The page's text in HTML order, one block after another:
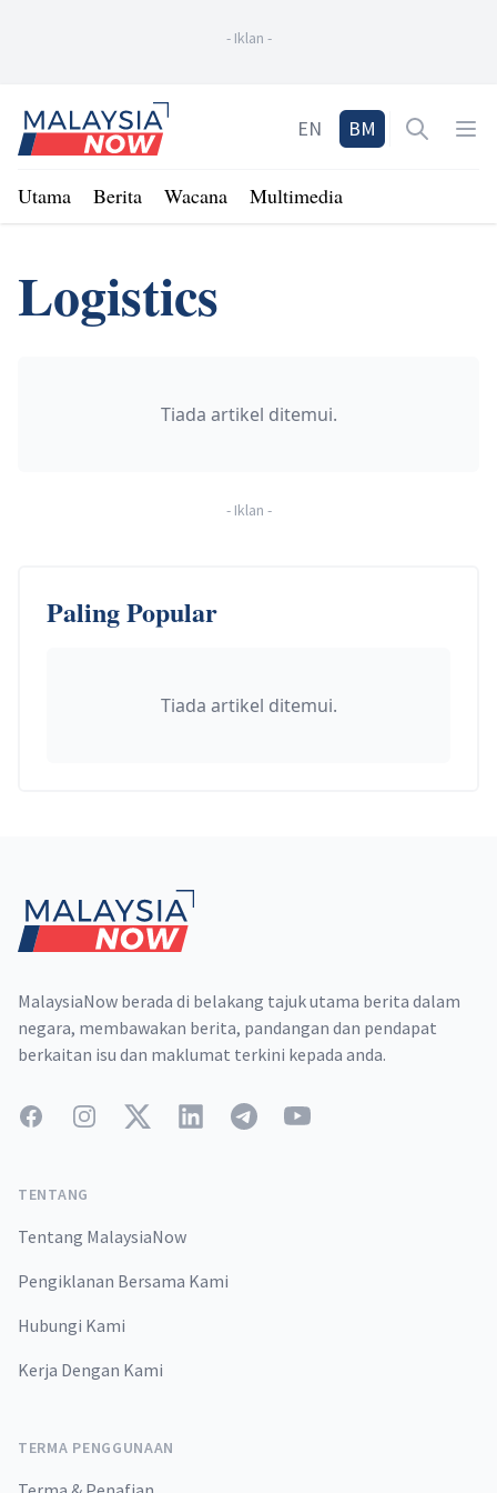
- Iklan -
Home
EN BM Open
Utama Berita Wacana Multimedia
Logistics
Tiada artikel ditemui.
- Iklan -
Paling Popular
Tiada artikel ditemui.
MalaysiaNow berada di belakang tajuk utama berita dalam
negara, membawakan berita, pandangan dan pendapat
berkaitan isu dan maklumat terkini kepada anda.
FacebookInstagramTwitterLinkedInTelegramYouTube
TENTANG
Tentang MalaysiaNow
Pengiklanan Bersama Kami
Hubungi Kami
Kerja Dengan Kami
TERMA PENGGUNAAN